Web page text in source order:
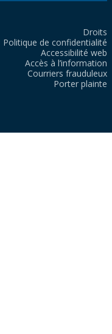
Droits
Politique de confidentialité
Accessibilité web
Accès à l’information
Courriers frauduleux
Porter plainte